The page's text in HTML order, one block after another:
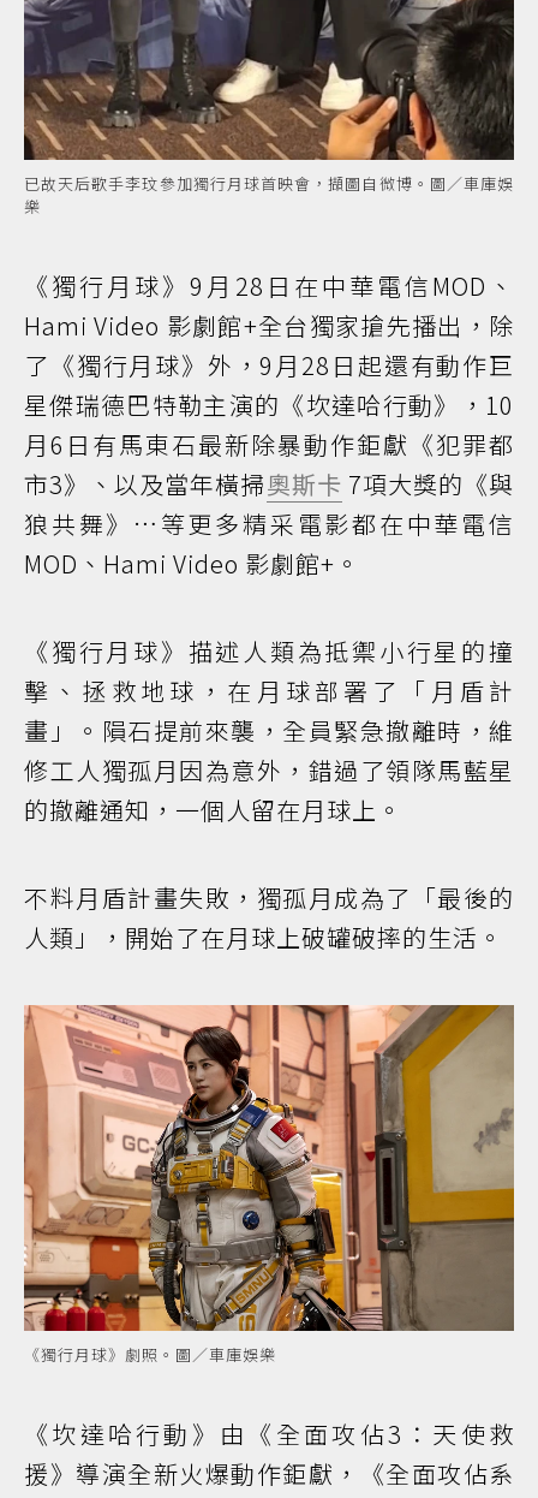
已故天后歌手李玟參加獨行月球首映會，擷圖自微博。圖／車庫娛
樂
《獨行月球》9月28日在中華電信MOD、
Hami Video 影劇館+全台獨家搶先播出，除
了《獨行月球》外，9月28日起還有動作巨
星傑瑞德巴特勒主演的《坎達哈行動》，10
月6日有馬東石最新除暴動作鉅獻《犯罪都
市3》、以及當年橫掃奧斯卡 7項大獎的《與
狼共舞》…等更多精采電影都在中華電信
MOD、Hami Video 影劇館+。
《獨行月球》描述人類為抵禦小行星的撞
擊、拯救地球，在月球部署了「月盾計
畫」。隕石提前來襲，全員緊急撤離時，維
修工人獨孤月因為意外，錯過了領隊馬藍星
的撤離通知，一個人留在月球上。
不料月盾計畫失敗，獨孤月成為了「最後的
人類」，開始了在月球上破罐破摔的生活。
《獨行月球》劇照。圖／車庫娛樂
《坎達哈行動》由《全面攻佔3：天使救
援》導演全新火爆動作鉅獻，《全面攻佔系